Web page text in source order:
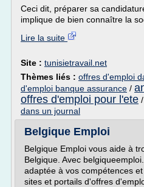
Ceci dit, préparer sa
implique de bien connaître la
Lire la suite
Site : tunisietravail.net
Thèmes liés : offres d'emploi
d'emploi banque assurance /
offres d'emploi pour l'ete /
dans un journal
Belgique Emploi
Belgique Emploi vous aide à
Belgique. Avec
adaptée à vos compétences
sites et portails d'offres